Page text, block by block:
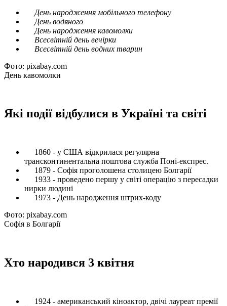
День народження мобільного телефону
День водяного
День народження кавомолки
Всесвітній день вечірки
Всесвітній день водних тварин
Фото: pixabay.com
День кавомолки
Які події відбулися в Україні та світі
1860 - у США відкрилася регулярна
трансконтинентальна поштова служба Поні-експрес.
1879 - Софія проголошена столицею Болгарії
1933 - проведено першу у світі операцію з пересадки
нирки людині
1973 - День народження штрих-коду
Фото: pixabay.com
Софія в Болгарії
Хто народився 3 квітня
1924 - американський кіноактор, двічі лауреат премії